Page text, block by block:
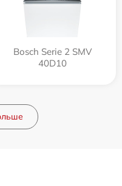
Bosch Serie 2 SMV
40D10